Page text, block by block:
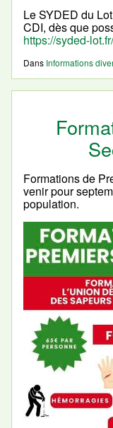
Le SYDED du
CDI, dès que
https://syded-
Dans Informations
Formations de
venir pour
population.